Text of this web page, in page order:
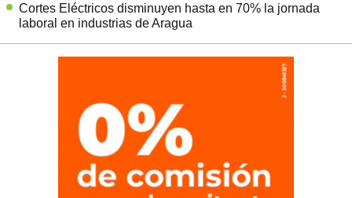
Cortes Eléctricos disminuyen hasta en 70% la jornada
laboral en industrias de Aragua